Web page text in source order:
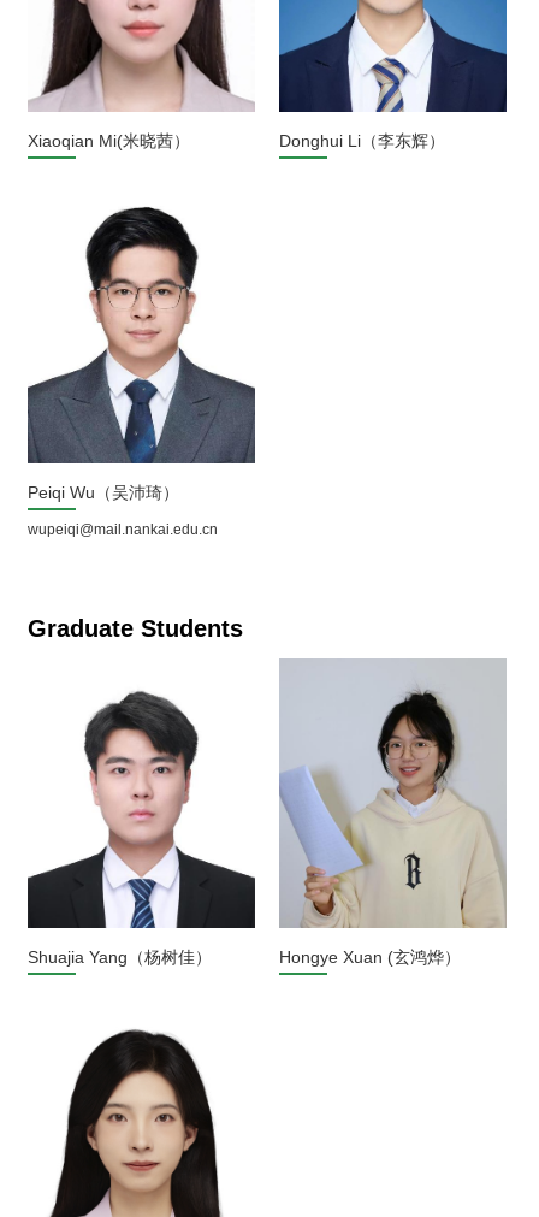
Xiaoqian Mi(米晓茜） Donghui Li（李东辉）
Peiqi Wu（吴沛琦）
wupeiqi@mail.nankai.edu.cn
Graduate Students
Shuajia Yang（杨树佳） Hongye Xuan (玄鸿烨）